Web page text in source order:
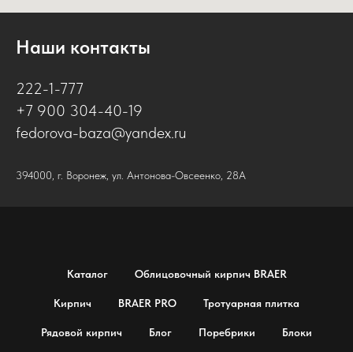
Наши контакты
222-1-777
+7 900 304-40-19
fedorova-baza@yandex.ru
394000, г. Воронеж, ул. Антонова-Овсеенко, 28А
Каталог Облицовочный кирпич BRAER
Кирпич BRAER PRO Тротуарная плитка
Рядовой кирпич Блог Поребрики Блоки